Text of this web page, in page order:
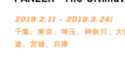
2019.2.11 - 2019.3.24/
千葉、東京、埼玉、神奈川、
道、宮城、兵庫